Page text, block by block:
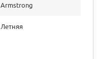
Armstrong
Летняя